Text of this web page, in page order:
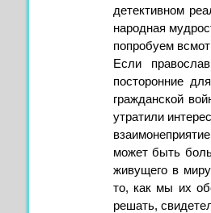
детективном
народная
попробуем
Если
посторонние
гражданской
утратили
может быть
живущего в миру
то, как мы их
решать,